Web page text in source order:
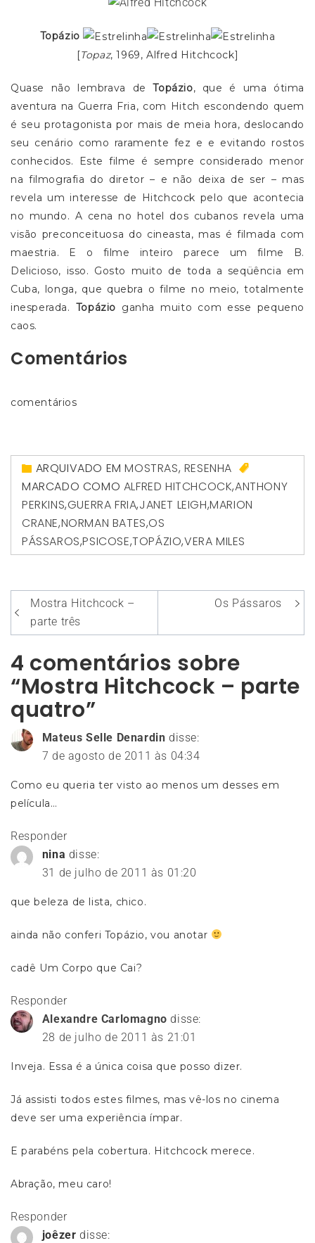
Topázio
[Topaz, 1969, Alfred Hitchcock]
Quase não lembrava deTopázio, que é uma ótima
aventura na Guerra Fria, com Hitch escondendo quem
é seu protagonista por mais de meia hora, deslocando
seu cenário como raramente fez e e evitando rostos
conhecidos. Este filme é sempre considerado menor
na filmografia do diretor – e não deixa de ser – mas
revela um interesse de Hitchcock pelo que acontecia
no mundo. A cena no hotel dos cubanos revela uma
visão preconceituosa do cineasta, mas é filmada com
maestria. E o filme inteiro parece um filme B.
Delicioso, isso. Gosto muito de toda a seqüência em
Cuba, longa, que quebra o filme no meio, totalmente
inesperada. Topázio ganha muito com esse pequeno
caos.
Comentários
comentários
ARQUIVADO EMMOSTRAS, RESENHA
MARCADO COMO ALFRED HITCHCOCK,ANTHONY
PERKINS,GUERRA FRIA,JANET LEIGH,MARION
CRANE,NORMAN BATES,OS
PÁSSAROS,PSICOSE,TOPÁZIO,VERA MILES
Navegação
de
Post
Mostra Hitchcock –
parte três
Os Pássaros
4 comentários sobre
“Mostra Hitchcock – parte
quatro”
Mateus Selle Denardin disse:
7 de agosto de 2011 às 04:34
Como eu queria ter visto ao menos um desses em
película…
Responder
nina disse:
31 de julho de 2011 às 01:20
que beleza de lista, chico.
ainda não conferi Topázio, vou anotar
cadê Um Corpo que Cai?
Responder
Alexandre Carlomagno disse:
28 de julho de 2011 às 21:01
Inveja. Essa é a única coisa que posso dizer.
Já assisti todos estes filmes, mas vê-los no cinema
deve ser uma experiência ímpar.
E parabéns pela cobertura. Hitchcock merece.
Abração, meu caro!
Responder
joêzer disse: